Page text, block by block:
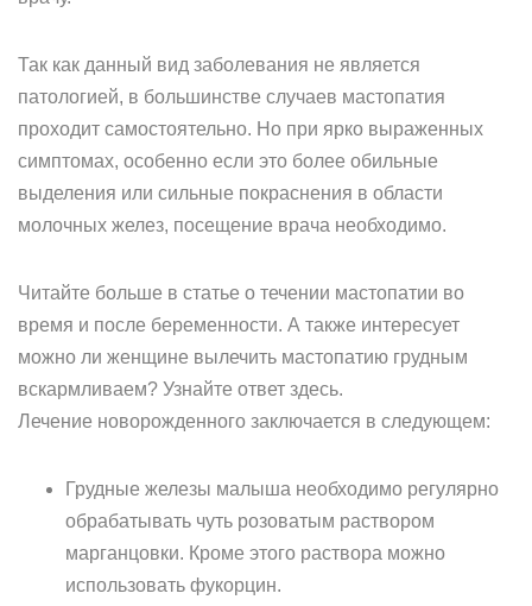
Так как данный вид заболевания не является
патологией, в большинстве случаев мастопатия
проходит самостоятельно. Но при ярко выраженных
симптомах, особенно если это более обильные
выделения или сильные покраснения в области
молочных желез, посещение врача необходимо.
Читайте больше в статье о течении мастопатии во
время и после беременности. А также интересует
можно ли женщине вылечить мастопатию грудным
вскармливаем? Узнайте ответ здесь.
Лечение новорожденного заключается в следующем:
Грудные железы малыша необходимо регулярно
обрабатывать чуть розоватым раствором
марганцовки. Кроме этого раствора можно
использовать фукорцин.